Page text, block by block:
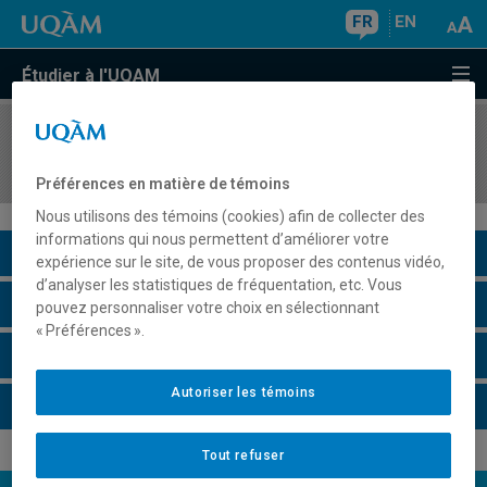
FR EN
Étudier à l'UQAM
COURS//
Description du cours
Horaire - Été 2026
Préférences en matière de témoins
Nous utilisons des témoins (cookies) afin de collecter des
informations qui nous permettent d’améliorer votre
expérience sur le site, de vous proposer des contenus vidéo,
d’analyser les statistiques de fréquentation, etc. Vous
pouvez personnaliser votre choix en sélectionnant
« Préférences ».
Tout refuser
Autoriser les témoins